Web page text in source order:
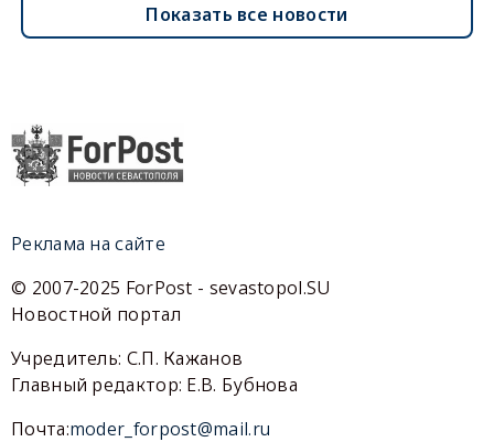
Показать все новости
Реклама на сайте
© 2007-2025 ForPost - sevastopol.SU
Новостной портал
Учредитель: С.П. Кажанов
Главный редактор: Е.В. Бубнова
Почта:moder_forpost@mail.ru